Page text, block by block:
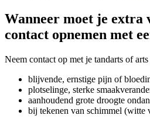
Wanneer moet je
contact opnemen met
Neem contact op met je tandarts of
blijvende, ernstige pijn of
plotselinge, sterke
aanhoudend grote droogte
bij tekenen van schimmel (witte